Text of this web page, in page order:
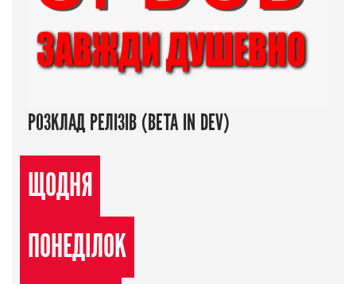
РОЗКЛАД РЕЛІЗІВ (BETA IN DEV)
ЩОДНЯ
ПОНЕДІЛОК